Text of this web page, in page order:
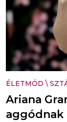
ÉLETMÓD \
Ariana
aggódnak